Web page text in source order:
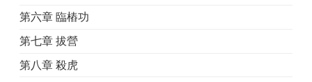
第六章 臨樁功
第七章 拔營
第八章 殺虎